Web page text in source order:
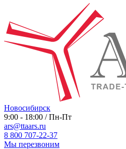
Новосибирск
9:00 - 18:00 / Пн-Пт
ars@ttaars.ru
8 800 707-22-37
Мы перезвоним